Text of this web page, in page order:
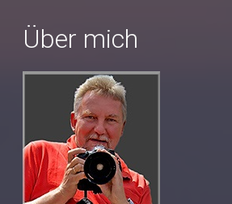
Über mich